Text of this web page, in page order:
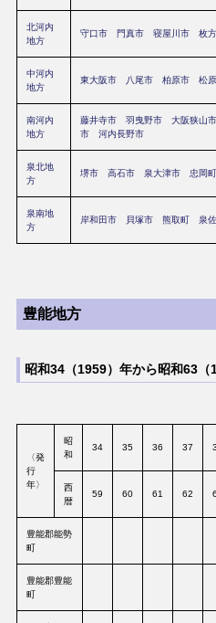
北河内
地方
守口市 門真市 寝屋川市 枚
中河内
地方
東大阪市 八尾市 柏原市 松
南河内
地方
藤井寺市 羽曳野市 大阪狭山市
市
河内長野市
泉北地
方
堺市 高石市 泉大津市 忠岡町
泉南地
方
岸和田市 貝塚市 熊取町 泉
豊能地方
昭和34（1959）年から昭和63（
〈発
行
年〉
昭
和
34 35 36 37
西
暦
59 60 61 62
豊能郡能勢
町
豊能郡豊能
町